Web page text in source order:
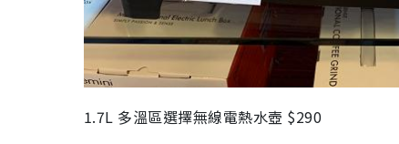
1.7L 多溫區選擇無線電熱水壺 $290